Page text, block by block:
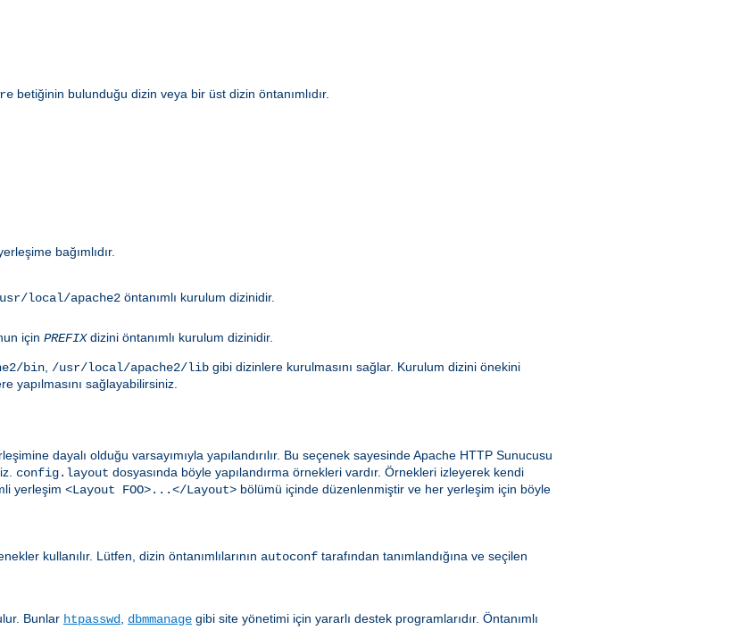
betiğinin bulunduğu dizin veya bir üst dizin öntanımlıdır.
bağımlıdır.
local/apache2 öntanımlı kurulum dizinidir.
için PREFIXdizini öntanımlı kurulum dizinidir.
bin, /usr/local/apache2/lib gibi dizinlere kurulmasını sağlar. Kurulum dizini önekini
yapılmasını sağlayabilirsiniz.
dayalı olduğu varsayımıyla yapılandırılır. Bu seçenek sayesinde Apache HTTP Sunucusu
config.layout dosyasında böyle yapılandırma örnekleri vardır. Örnekleri izleyerek kendi
yerleşim <Layout FOO>...</Layout> bölümü içinde düzenlenmiştir ve her yerleşim için böyle
kullanılır. Lütfen, dizin öntanımlılarının autoconf tarafından tanımlandığına ve seçilen
Bunlar htpasswd dbmmanage gibi site yönetimi için yararlı destek programlarıdır. Öntanımlı